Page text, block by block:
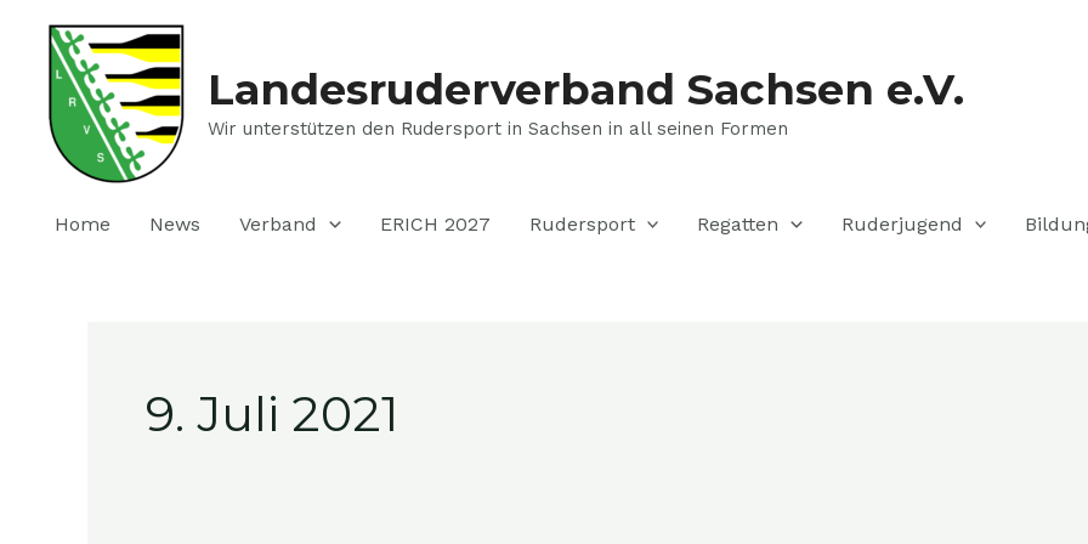
Inhalt
springen
Landesruderverband Sachsen e.V.
Wir unterstützen den Rudersport in Sachsen in all seinen Formen
Home News Verband ERICH 2027 Rudersport Regatten Ruderjugend
9. Juli 2021